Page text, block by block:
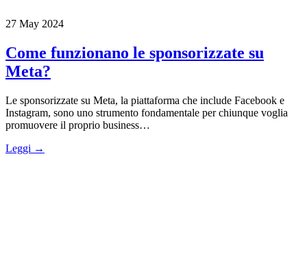
27 May 2024
Come funzionano le sponsorizzate su
Meta?
Le sponsorizzate su Meta, la piattaforma che include Facebook e
Instagram, sono uno strumento fondamentale per chiunque voglia
promuovere il proprio business…
Leggi →